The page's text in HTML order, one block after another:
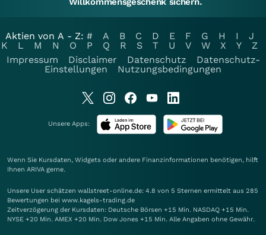
Aktien von A - Z: # A B C D E F G H I
J
K
L M N O P Q R S T U V W X Y
Z
Impressum
Disclaimer Datenschutz
Datenschutz-
Einstellungen
Nutzungsbedingungen
Unsere Apps:
Wenn Sie Kursdaten, Widgets oder andere Finanzinformationen benötigen, hilft
Ihnen ARIVA gerne.
Unsere User schätzen wallstreet-online.de: 4.8 von 5 Sternen ermittelt aus 285
Bewertungen bei www.kagels-trading.de
Zeitverzögerung der Kursdaten: Deutsche Börsen +15 Min. NASDAQ +15 Min.
NYSE +20 Min. AMEX +20 Min. Dow Jones +15 Min. Alle Angaben ohne Gewähr.